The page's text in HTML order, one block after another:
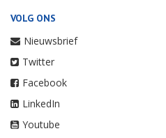
VOLG ONS
Nieuwsbrief
Twitter
Facebook
LinkedIn
Youtube